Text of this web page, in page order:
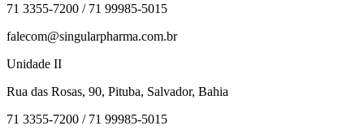
71 3355-7200 / 71 99985-5015
falecom@singularpharma.com.br
Unidade II
Rua das Rosas, 90, Pituba, Salvador, Bahia
71 3355-7200 / 71 99985-5015